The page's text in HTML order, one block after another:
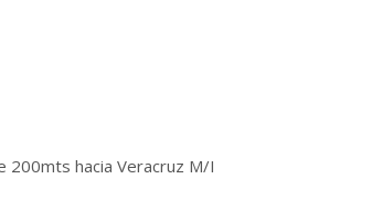
200mts hacia Veracruz M/I